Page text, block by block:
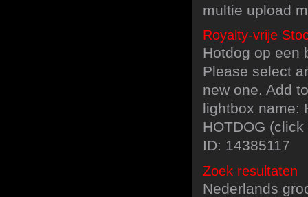
multie upload
Royalty-vrije
Hotdog op een
Please select
new one. Add
lightbox name:
HOTDOG
ID: 14385117
Zoek resultaten
Nederlands